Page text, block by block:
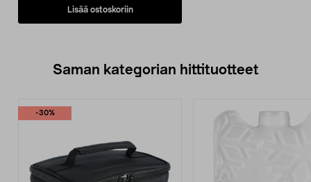
Lisää ostoskoriin
Saman kategorian hittituotteet
-30%